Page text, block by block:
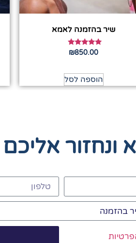
שיר בהזמנה לאמא
דורג ₪850.00
הוספה לסל
ונחזור